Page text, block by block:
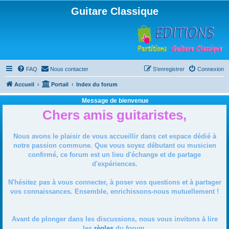
Guitare Classique
FAQ Nous contacter Connexion
S’enregistrer
Accueil Portail Index du forum
Message de bienvenue
Chers amis guitaristes,
Nous avons le plaisir de vous accueillir dans cet espace dédié à
notre passion commune. Que vous soyez débutant ou musicien
confirmé, ce forum est un lieu d'échange et de partage
d'expériences.
N'hésitez pas à vous connecter, à poser vos questions et à partager
vos connaissances. Ensemble, enrichissons-nous mutuellement !
Avant de plonger dans les discussions, nous vous invitons à lire